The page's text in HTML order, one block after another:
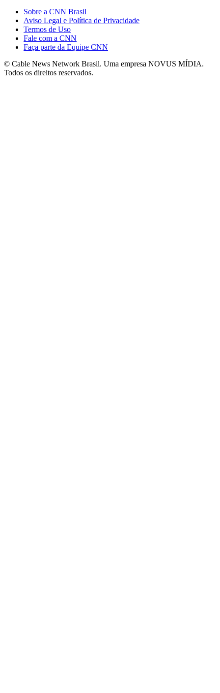
Sobre a CNN Brasil
Aviso Legal e Política de Privacidade
Termos de Uso
Fale com a CNN
Faça parte da Equipe CNN
© Cable News Network Brasil. Uma empresa NOVUS MÍDIA.
Todos os direitos reservados.